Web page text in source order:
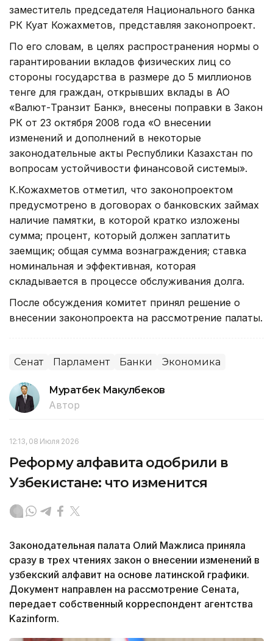
заместитель председателя Национального банка
РК Куат Кожахметов, представляя законопроект.
По его словам, в целях распространения нормы о
гарантировании вкладов физических лиц со
стороны государства в размере до 5 миллионов
тенге для граждан, открывших вклады в АО
«Валют-Транзит Банк», внесены поправки в Закон
РК от 23 октября 2008 года «О внесении
изменений и дополнений в некоторые
законодательные акты Республики Казахстан по
вопросам устойчивости финансовой системы».
К.Кожахметов отметил, что законопроектом
предусмотрено в договорах о банковских займах
наличие памятки, в которой кратко изложены
сумма; процент, который должен заплатить
заемщик; общая сумма вознаграждения; ставка
номинальная и эффективная, которая
складывается в процессе обслуживания долга.
После обсуждения комитет принял решение о
внесении законопроекта на рассмотрение палаты.
Сенат Парламент Банки Экономика
Муратбек Макулбеков
Автор
12:13, 08 Июля 2026
Реформу алфавита одобрили в
Узбекистане: что изменится
Законодательная палата Олий Мажлиса приняла
сразу в трех чтениях закон о внесении изменений в
узбекский алфавит на основе латинской графики.
Документ направлен на рассмотрение Сената,
передает собственный корреспондент агентства
Kazinform.